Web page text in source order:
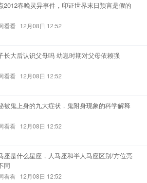
2012春晚灵异事件，印证世界末日预言是假的
看看 12月08日 12:52
长大后认识父母吗 幼崽时期对父母依赖强
看看 12月08日 12:52
被鬼上身的九大症状，鬼附身现象的科学解释
看看 12月08日 12:52
座是什么星座，人马座和半人马座区别/方位亮
同
看看 12月08日 12:52